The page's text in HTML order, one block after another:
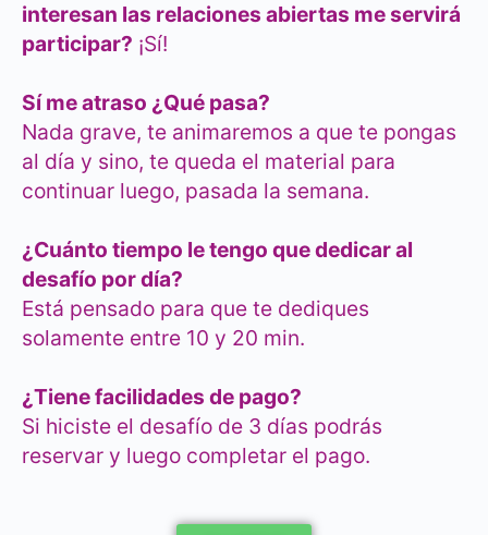
interesan las relaciones abiertas me servirá
participar? ¡Sí!
Sí me atraso ¿Qué pasa?
Nada grave, te animaremos a que te pongas
al día y sino, te queda el material para
continuar luego, pasada la semana.
¿Cuánto tiempo le tengo que dedicar al
desafío por día?
Está pensado para que te dediques
solamente entre 10 y 20 min.
¿Tiene facilidades de pago?
Si hiciste el desafío de 3 días podrás
reservar y luego completar el pago.